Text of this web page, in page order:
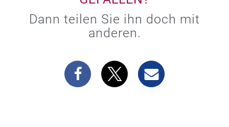
Dann teilen Sie ihn doch mit
anderen.